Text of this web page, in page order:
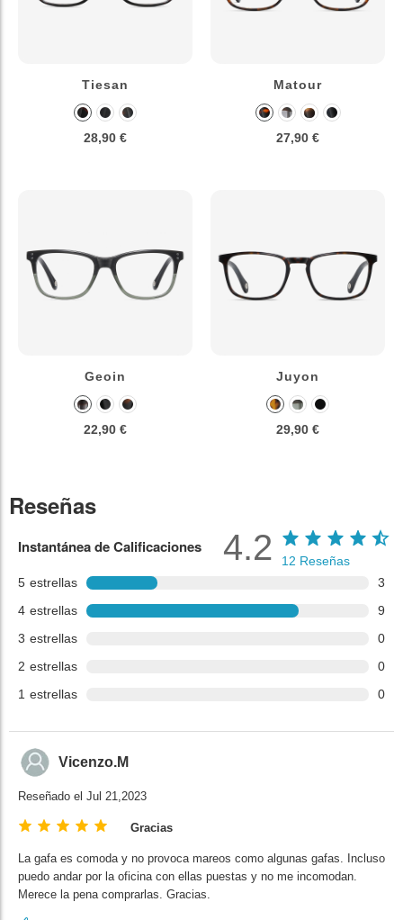
Tiesan
28,90 €
Matour
27,90 €
Geoin
22,90 €
Juyon
29,90 €
Reseñas
Instantánea de Calificaciones
5 estrellas
3
4 estrellas
9
3 estrellas
0
2 estrellas
0
1 estrellas 0
4.2 12 Reseñas
Vicenzo.M
Reseñado el Jul 21,2023
Gracias
La gafa es comoda y no provoca mareos como algunas gafas. Incluso
puedo andar por la oficina con ellas puestas y no me incomodan.
Merece la pena comprarlas. Gracias.